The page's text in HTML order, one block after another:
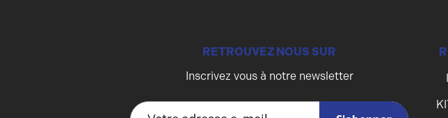
RETROUVEZ NOUS SUR
Inscrivez vous à notre newsletter
A